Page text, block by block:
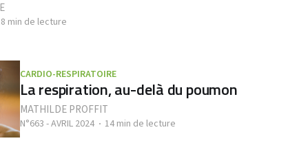
min de lecture
CARDIO-RESPIRATOIRE
La respiration, au-delà du poumon
MATHILDE PROFFIT
N°663 - AVRIL 2024 14 min de lecture